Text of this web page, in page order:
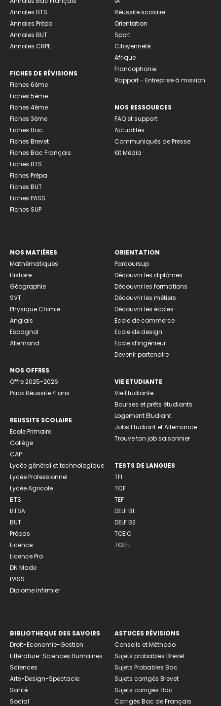
Annales BTS
Annales Prépa
Annales BUT
Annales CRPE
FICHES DE RÉVISIONS
Fiches 6ème
Fiches 5ème
Fiches 4ème
Fiches 3ème
Fiches Bac
Fiches Brevet
Fiches Bac Français
Fiches BTS
Fiches Prépa
Fiches BUT
Fiches PASS
Fiches SUP
Réussite scolaire
Orientation
Sport
Citoyenneté
Afrique
Francophonie
Rapport - Entreprise à mission
NOS RESSOURCES
FAQ et support
Actualités
Communiqués de Presse
Kit Média
NOS MATIÈRES
Mathématiques
Histoire
Géographie
SVT
Physique Chimie
Anglais
Espagnol
Allemand
NOS OFFRES
Offre 2025-2026
Pack Réussite 4 ans
REUSSITE SCOLAIRE
Ecole Primaire
Collège
CAP
Lycée général et technologique
Lycée Professionnel
Lycée Agricole
BTS
BTSA
BUT
Prépas
Licence
Licence Pro
DN Made
PASS
Diplome infirmier
ORIENTATION
Parcoursup
Découvrir les diplômes
Découvrir les formations
Découvrir les métiers
Découvrir les écoles
Ecole de commerce
Ecole de design
Ecole d’ingénieur
Devenir partenaire
VIE ETUDIANTE
Vie Etudiante
Bourses et prêts étudiants
Logement Etudiant
Jobs Etudiant et Alternance
Trouve ton job saisonnier
TESTS DE LANGUES
TFI
TCF
TEF
DELF B1
DELF B2
TOEIC
TOEFL
BIBLIOTHEQUE DES SAVOIRS
Droit-Economie-Gestion
Littérature-Sciences Humaines
Sciences
Arts-Design-Spectacle
Santé
Social
ASTUCES RÉVISIONS
Conseils et Méthodo
Sujets probables Brevet
Sujets Probables Bac
Sujets corrigés Brevet
Sujets corrigés Bac
Corrigés Bac de Français